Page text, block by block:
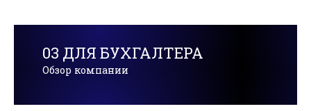
03 ДЛЯ БУХГАЛТЕРА
Обзор компании